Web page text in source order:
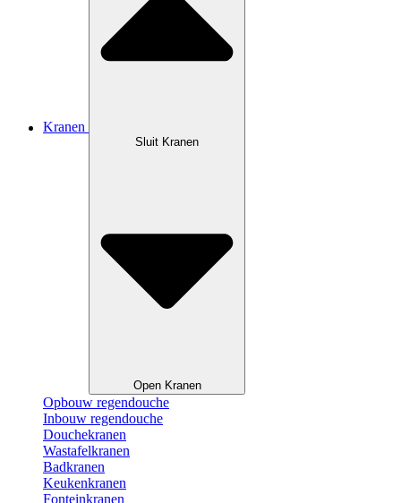
Kranen
Sluit Kranen
Open Kranen
Opbouw regendouche
Inbouw regendouche
Douchekranen
Wastafelkranen
Badkranen
Keukenkranen
Fonteinkranen